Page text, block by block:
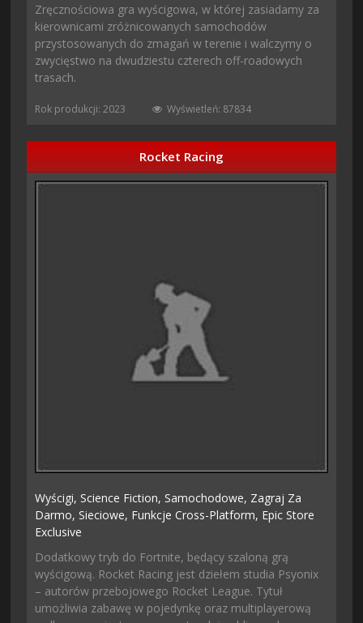
Zręcznościowa gra wyścigowa, w której zasiadamy za
kierownicami zróżnicowanych samochodów
przystosowanych do zmagań w terenie i walczymy o
zwycięstwo na dwudziestu czterech off-roadowych
trasach.
Rok produkcji: 2023 Wyświetleń: 87834
Rocket Racing
Wyścigi,Science Fiction,Samochodowe, Zagraj Za
Darmo,Sieciowe, Funkcje Cross-Platform, Epic Store
Exclusive
Dodatkowy tryb do Fortnite, będący szaloną grą
wyścigową. Rocket Racing jest dziełem studia Psyonix
– autorów przebojowego Rocket League. Tytuł
umożliwia zabawę w pojedynkę oraz multiplayerową